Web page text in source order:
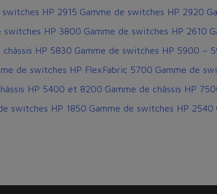
switches HP 2915 Gamme de switches HP 2920
switches HP 3800 Gamme de switches HP 2610
châssis HP 5830 Gamme de switches HP 5900 –
de switches HP FlexFabric 5700 Gamme de
HP 5400 et 8200 Gamme de châssis HP
switches HP 1850 Gamme de switches HP 2540